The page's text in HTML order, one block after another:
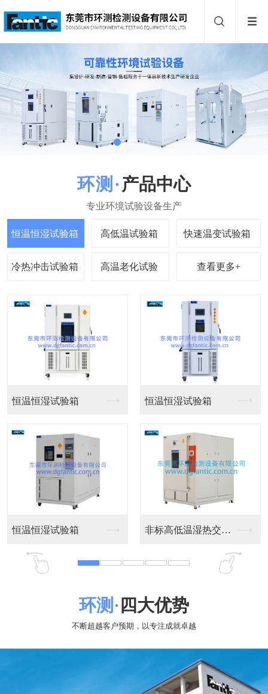
产品中心
查看更多+
冷热冲击试验箱 冷热冲击试验箱
环测· 四大优势
不断超越客户预期，以专注成就卓越